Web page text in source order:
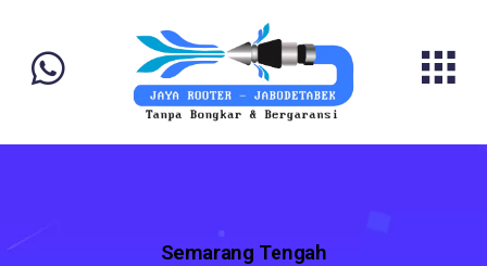
Semarang Tengah